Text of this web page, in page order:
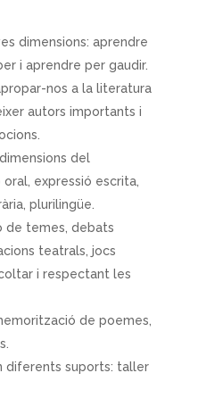
dimensions: aprendre
i aprendre per gaudir.
nos a la literatura
autors importants i
del
expressió escrita,
plurilingüe.
de temes, debats
teatrals, jocs
i respectant les
de poemes,
diferents suports: taller